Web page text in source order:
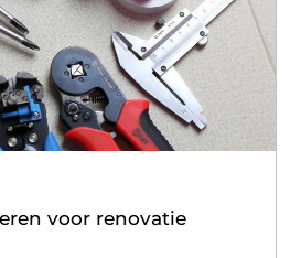
voor renovatie